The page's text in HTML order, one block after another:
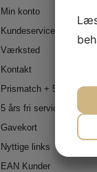
Min konto
Kundeservice
Værksted
Kontakt
Prismatch + 5% ekstra
5 års fri service
Gavekort
Nyttige links
EAN Kunder